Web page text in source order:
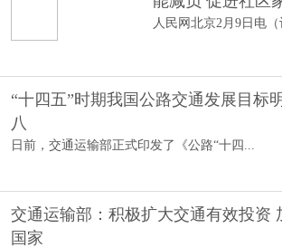
“十四五”时期我国公路交通发展目标
八
日前，交通运输部正式印发了《公路“十四...
交通运输部：积极扩大交通有效投资
国家